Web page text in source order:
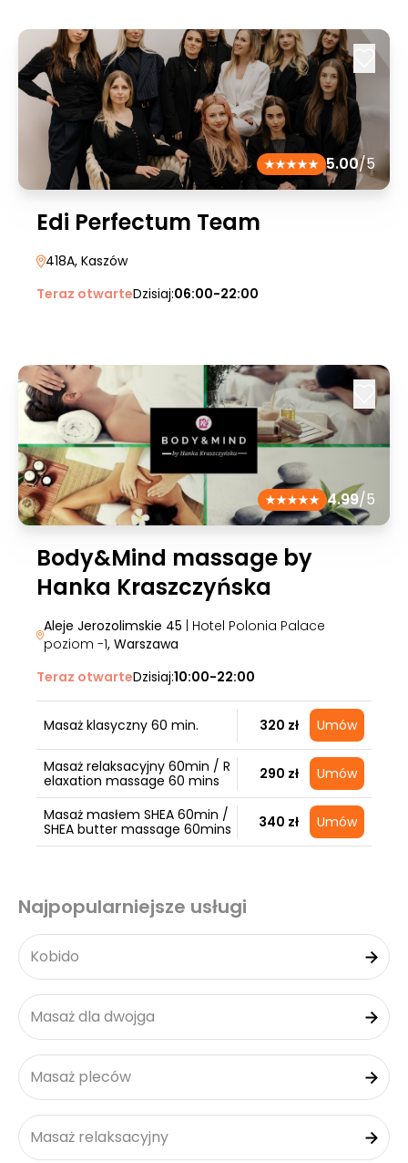
5.00/5
Edi Perfectum Team
418A, Kaszów
Teraz otwarteDzisiaj:06:00-22:00
4.99/5
Body&Mind massage by
Hanka Kraszczyńska
Aleje Jerozolimskie 45 | Hotel Polonia Palace
poziom -1, Warszawa
Teraz otwarteDzisiaj:10:00-22:00
Masaż klasyczny 60 min. 320 zł Umów
Masaż relaksacyjny 60min / R
elaxation massage 60 mins
290 zł Umów
Masaż masłem SHEA 60min /
SHEA butter massage 60mins
340 zł Umów
Najpopularniejsze usługi
Kobido
Masaż dla dwojga
Masaż pleców
Masaż relaksacyjny